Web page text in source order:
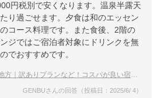
円税別で安くなります。温泉半露天
り過ごせます。夕食は和のエッセン
コース料理です。また食後、2階の
ジではご宿泊者対象にドリンクを無
でおすすめです。
｜訳ありプランなど！コスパが良い宿のおすすめは？
GENBUさんの回答（投稿日：2025/6/ 4）